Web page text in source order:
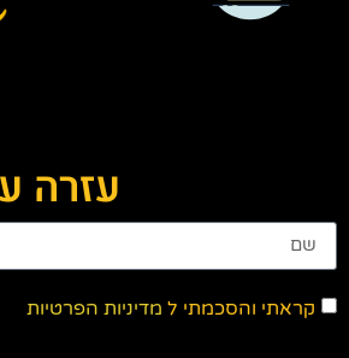
עזרה
קראתי והסכמתי ל מדיניות הפרטיות